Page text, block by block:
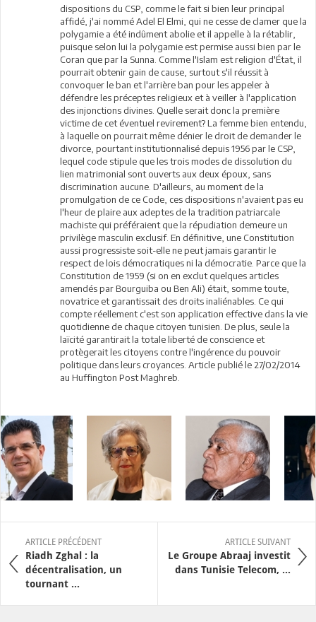
dispositions du CSP, comme le fait si bien leur principal
affidé, j'ai nommé Adel El Elmi, qui ne cesse de clamer que la
polygamie a été indûment abolie et il appelle à la rétablir,
puisque selon lui la polygamie est permise aussi bien par le
Coran que par la Sunna. Comme l'Islam est religion d'État, il
pourrait obtenir gain de cause, surtout s'il réussit à
convoquer le ban et l'arrière ban pour les appeler à
défendre les préceptes religieux et à veiller à l'application
des injonctions divines. Quelle serait donc la première
victime de cet éventuel revirement? La femme bien entendu,
à laquelle on pourrait même dénier le droit de demander le
divorce, pourtant institutionnalisé depuis 1956 par le CSP,
lequel code stipule que les trois modes de dissolution du
lien matrimonial sont ouverts aux deux époux, sans
discrimination aucune. D'ailleurs, au moment de la
promulgation de ce Code, ces dispositions n'avaient pas eu
l'heur de plaire aux adeptes de la tradition patriarcale
machiste qui préféraient que la répudiation demeure un
privilège masculin exclusif. En définitive, une Constitution
aussi progressiste soit-elle ne peut jamais garantir le
respect de lois démocratiques ni la démocratie. Parce que la
Constitution de 1959 (si on en exclut quelques articles
amendés par Bourguiba ou Ben Ali) était, somme toute,
novatrice et garantissait des droits inaliénables. Ce qui
compte réellement c'est son application effective dans la vie
quotidienne de chaque citoyen tunisien. De plus, seule la
laïcité garantirait la totale liberté de conscience et
protègerait les citoyens contre l'ingérence du pouvoir
politique dans leurs croyances. Article publié le 27/02/2014
au Huffington Post Maghreb.
ARTICLE PRÉCÉDENT
Riadh Zghal : la
décentralisation, un
tournant ...
ARTICLE SUIVANT
Le Groupe Abraaj investit
dans Tunisie Telecom, ...